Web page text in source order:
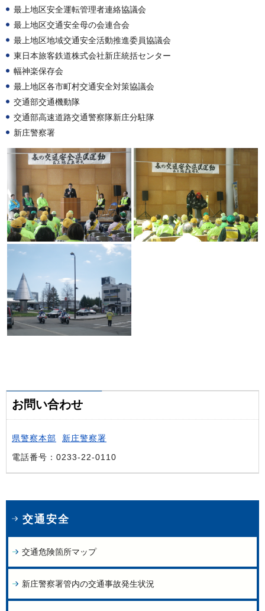
最上地区安全運転管理者連絡協議会
最上地区交通安全母の会連合会
最上地区地域交通安全活動推進委員協議会
東日本旅客鉄道株式会社新庄統括センター
幅神楽保存会
最上地区各市町村交通安全対策協議会
交通部交通機動隊
交通部高速道路交通警察隊新庄分駐隊
新庄警察署
お問い合わせ
県警察本部
新庄警察署
電話番号：0233-22-0110
交通安全
交通危険箇所マップ
新庄警察署管内の交通事故発生状況